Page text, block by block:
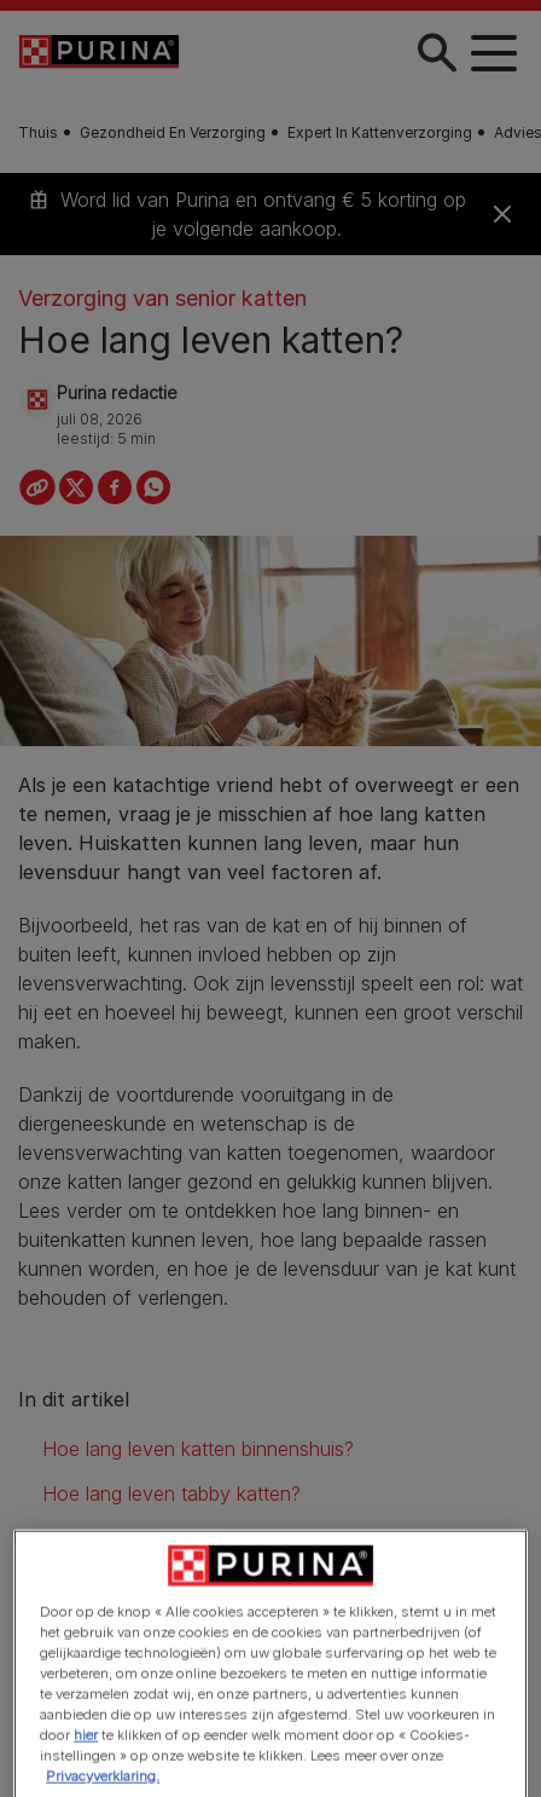
Skip to main content
Thuis Gezondheid En Verzorging Expert In Kattenverzorging
Word lid van Purina en ontvang € 5 korting op
je volgende aankoop.
Verzorging van senior katten
Hoe lang leven katten?
Purina redactie
juli 08, 2026
leestijd: 5 min
Als je een katachtige vriend hebt of overweegt er een
te nemen, vraag je je misschien af hoe lang katten
leven. Huiskatten kunnen lang leven, maar hun
levensduur hangt van veel factoren af.
Bijvoorbeeld, het ras van de kat en of hij binnen of
buiten leeft, kunnen invloed hebben op zijn
levensverwachting. Ook zijn levensstijl speelt een rol: wat
hij eet en hoeveel hij beweegt, kunnen een groot verschil
maken.
Dankzij de voortdurende vooruitgang in de
diergeneeskunde en wetenschap is de
levensverwachting van katten toegenomen, waardoor
onze katten langer gezond en gelukkig kunnen blijven.
Lees verder om te ontdekken hoe lang binnen- en
buitenkatten kunnen leven, hoe lang bepaalde rassen
kunnen worden, en hoe je de levensduur van je kat kunt
behouden of verlengen.
In dit artikel
Hoe lang leven katten binnenshuis?
Hoe lang leven tabby katten?
Levensverwachting van andere kattenrassen
Door op de knop « Alle cookies accepteren » te klikken, stemt u in met
het gebruik van onze cookies en de cookies van partnerbedrijven (of
gelijkaardige technologieën) om uw globale surfervaring op het web te
verbeteren, om onze online bezoekers te meten en nuttige informatie
te verzamelen zodat wij, en onze partners, u advertenties kunnen
aanbieden die op uw interesses zijn afgestemd. Stel uw voorkeuren in
door hierte klikken of op eender welk moment door op « Cookies-
instellingen » op onze website te klikken. Lees meer over onze
Privacyverklaring.